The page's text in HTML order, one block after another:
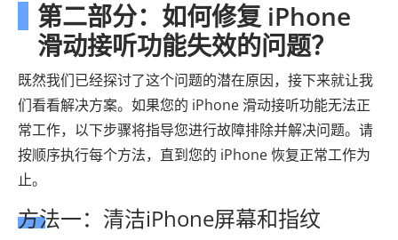
第二部分：如何修复 iPhone
滑动接听功能失效的问题？
既然我们已经探讨了这个问题的潜在原因，接下来就让我
们看看解决方案。如果您的 iPhone 滑动接听功能无法正
常工作，以下步骤将指导您进行故障排除并解决问题。请
按顺序执行每个方法，直到您的 iPhone 恢复正常工作为
止。
方法一：清洁iPhone屏幕和指纹